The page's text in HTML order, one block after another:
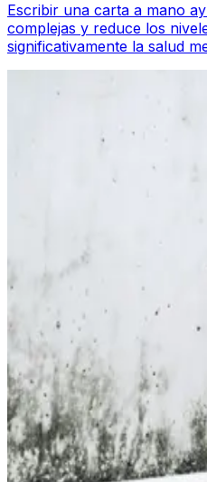
Escribir una carta a mano
complejas y reduce los
significativamente la salud